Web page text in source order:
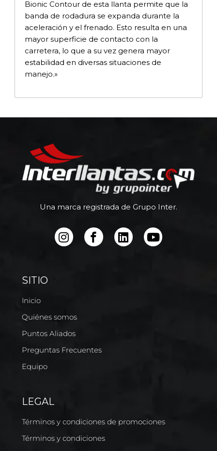
Bionic Contour de esta llanta permite que la
banda de rodadura se expanda durante la
aceleración y el frenado. Esto resulta en una
mayor superficie de contacto con la
carretera, lo que a su vez genera mayor
estabilidad en diversas situaciones de
manejo.»
Una marca registrada de Grupo Inter.
SITIO
Inicio
Quiénes somos
Puntos Aliados
Preguntas Frecuentes
Equipo
LEGAL
Términos y condiciones de promociones
Términos y condiciones